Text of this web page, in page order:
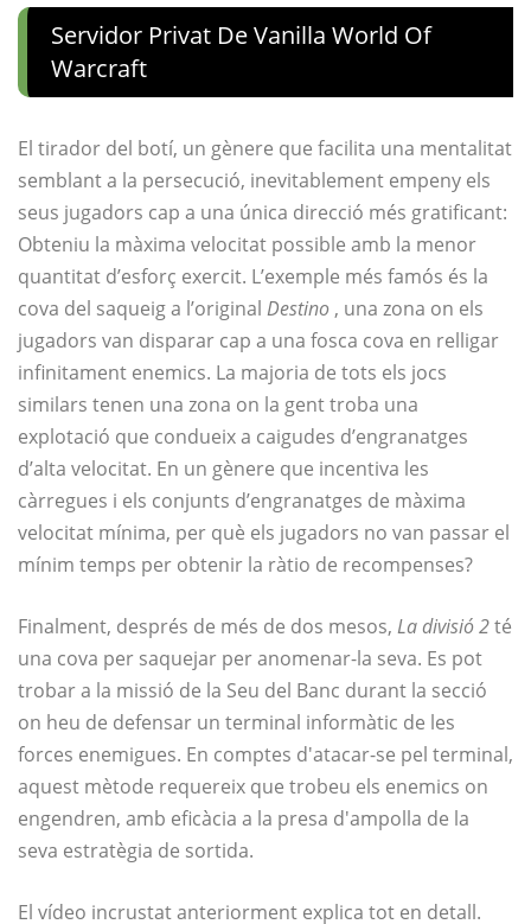
Servidor Privat De Vanilla World Of
Warcraft
El tirador del botí, un gènere que facilita una mentalitat
semblant a la persecució, inevitablement empeny els
seus jugadors cap a una única direcció més gratificant:
Obteniu la màxima velocitat possible amb la menor
quantitat d’esforç exercit. L’exemple més famós és la
cova del saqueig a l’original Destino , una zona on els
jugadors van disparar cap a una fosca cova en relligar
infinitament enemics. La majoria de tots els jocs
similars tenen una zona on la gent troba una
explotació que condueix a caigudes d’engranatges
d’alta velocitat. En un gènere que incentiva les
càrregues i els conjunts d’engranatges de màxima
velocitat mínima, per què els jugadors no van passar el
mínim temps per obtenir la ràtio de recompenses?
Finalment, després de més de dos mesos, La divisió 2té
una cova per saquejar per anomenar-la seva. Es pot
trobar a la missió de la Seu del Banc durant la secció
on heu de defensar un terminal informàtic de les
forces enemigues. En comptes d'atacar-se pel terminal,
aquest mètode requereix que trobeu els enemics on
engendren, amb eficàcia a la presa d'ampolla de la
seva estratègia de sortida.
El vídeo incrustat anteriorment explica tot en detall.